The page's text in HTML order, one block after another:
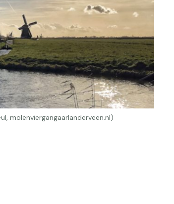
molenviergangaarlanderveen.nl)